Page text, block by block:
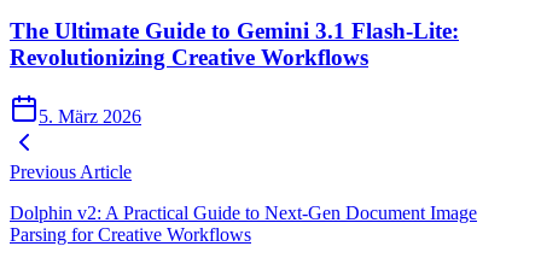
The Ultimate Guide to Gemini 3.1 Flash-Lite:
Revolutionizing Creative Workflows
5. März 2026
Previous Article
Dolphin v2: A Practical Guide to Next‑Gen Document Image
Parsing for Creative Workflows